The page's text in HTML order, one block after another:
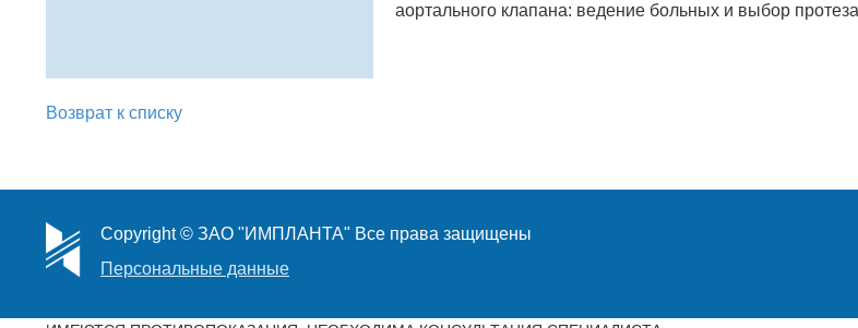
аортального клапана: ведение больных и выбор
Возврат к списку
Copyright © ЗАО "ИМПЛАНТА" Все права защищены
Персональные данные